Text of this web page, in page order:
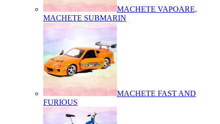
MACHETE VAPOARE,
MACHETE SUBMARIN
MACHETE FAST AND
FURIOUS